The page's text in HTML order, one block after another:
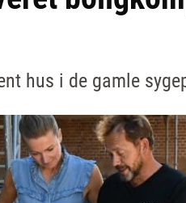
hus i de gamle